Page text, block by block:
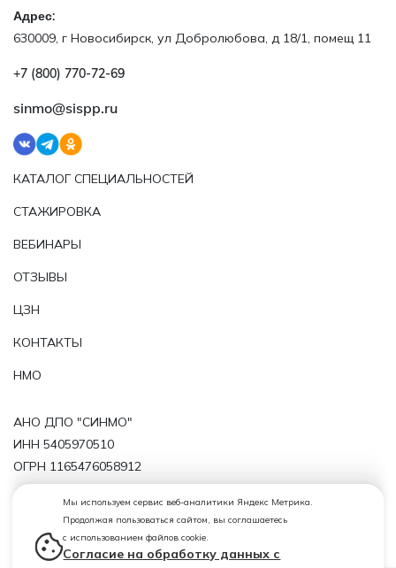
Мы используем сервис веб-аналитики Яндекс Метрика.
Продолжая пользоваться сайтом, вы соглашаетесь
с использованием файлов cookie.
Согласие на обработку данных с
Адрес:
630009, г Новосибирск, ул Добролюбова, д 18/1, помещ 11
+7 (800) 770‑72‑69
sinmo@sispp.ru
КАТАЛОГ СПЕЦИАЛЬНОСТЕЙ
СТАЖИРОВКА
ВЕБИНАРЫ
ОТЗЫВЫ
ЦЗН
КОНТАКТЫ
НМО
АНО ДПО "СИНМО"
ИНН 5405970510
ОГРН 1165476058912
Политика обработки персональных данных
Лицензия от 29.11.2019 № 11143 серия 54ЛО1 № 0004724
(регистрационный номер лицензии Л035-01199-